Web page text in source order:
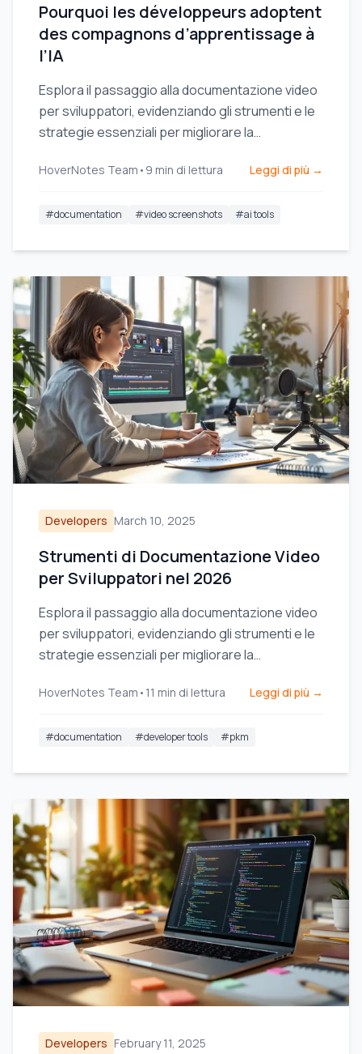
Pourquoi les développeurs adoptent
des compagnons d’apprentissage à
l’IA
Esplora il passaggio alla documentazione video
per sviluppatori, evidenziando gli strumenti e le
strategie essenziali per migliorare la
team.
HoverNotes Team • 9 min di lettura Leggi di più →
#documentation #video screenshots #ai tools
Developers March 10, 2025
Strumenti di Documentazione Video
per Sviluppatori nel 2026
Esplora il passaggio alla documentazione video
per sviluppatori, evidenziando gli strumenti e le
strategie essenziali per migliorare la
team.
HoverNotes Team • 11 min di lettura Leggi di più →
#documentation #developer tools #pkm
Developers February 11, 2025